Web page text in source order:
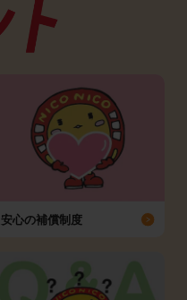
安心の補償制度